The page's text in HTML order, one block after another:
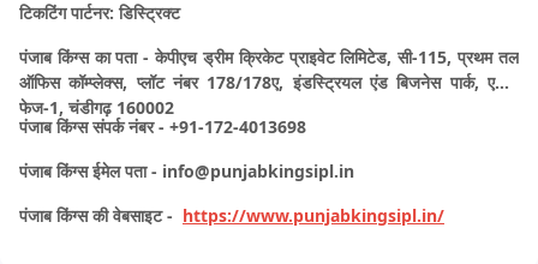
टिकटिंग पार्टनर:डिस्ट्रिक्ट
पंजाब किंग्स का पता - केपीएच ड्रीम क्रिकेट प्राइवेट लिमिटेड, सी-115, प्रथम तल
ऑफिस कॉम्प्लेक्स, प्लॉट नंबर 178/178ए, इंडस्ट्रियल एंड बिजनेस पार्क, एरिया
फेज-1, चंडीगढ़ 160002
पंजाब किंग्स संपर्क नंबर - +91-172-4013698
पंजाब किंग्स ईमेल पता - info@punjabkingsipl.in
पंजाब किंग्स की वेबसाइट - https://www.punjabkingsipl.in/